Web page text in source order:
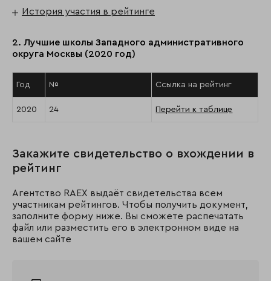
История участия в рейтинге
2. Лучшие школы Западного административного
округа Москвы (2020 год)
Год № Ссылка на рейтинг
2020 24 Перейти к таблице
Закажите свидетельство о вхождении в
рейтинг
Агентство RAEX выдаёт свидетельства всем
участникам рейтингов. Чтобы получить документ,
заполните форму ниже. Вы сможете распечатать
файл или разместить его в электронном виде на
вашем сайте